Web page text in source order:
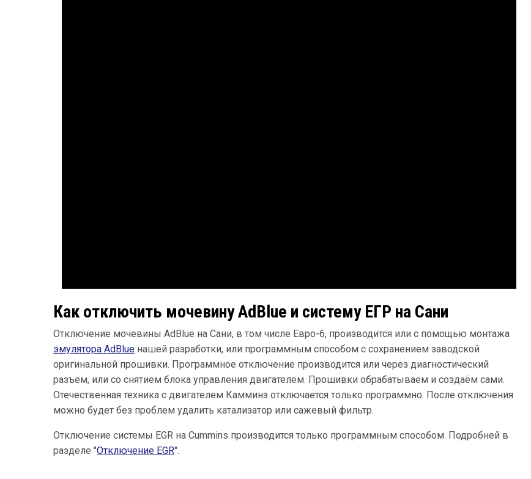
Как отключить мочевину AdBlue и систему ЕГР на Сани
Отключение мочевины AdBlue на Сани, в том числе Евро-6, производится или с помощью монтажа
эмулятора AdBlue нашей разработки, или программным способом с сохранением заводской
оригинальной прошивки. Программное отключение производится или через диагностический
разъем, или со снятием блока управления двигателем. Прошивки обрабатываем и создаём сами.
Отечественная техника с двигателем Камминз отключается только программно. После отключения
можно будет без проблем удалить катализатор или сажевый фильтр.
Отключение системы EGR на Cummins производится только программным способом. Подробней в
разделе "Отключение EGR".